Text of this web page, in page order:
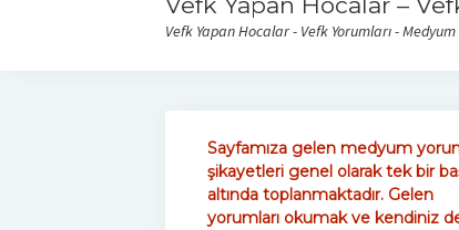
Vefk Yapan Hocalar - Vefk Yorumları -
Sayfamıza gelen medyum
şikayetleri genel olarak tek bir
altında toplanmaktadır. Gelen
yorumları okumak ve kendiniz